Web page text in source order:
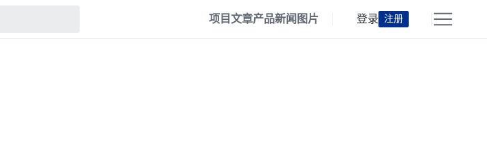
项目文章产品新闻 图片 登录 注册